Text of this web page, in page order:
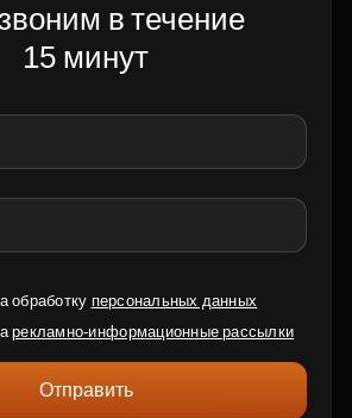
в течение
15 минут
обработку персональных данных
рекламно-информационные рассылки
Отправить